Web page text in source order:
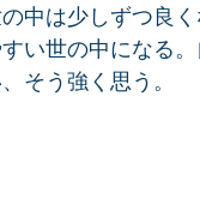
中は少しずつ良
い世の中になる
そう強く思う。